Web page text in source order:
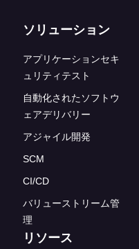
ソリューション
アプリケーションセキ
ュリティテスト
自動化されたソフトウ
ェアデリバリー
アジャイル開発
SCM
CI/CD
バリューストリーム管
理
リソース